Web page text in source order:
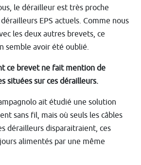
le dérailleur est très proche
EPS actuels. Comme nous
les deux autres brevets, ce
semble avoir été oublié.
ce brevet ne fait mention de
situées sur ces dérailleurs.
ait étudié une solution
sans fil, mais où seuls les câbles
dérailleurs disparaitraient, ces
alimentés par une même